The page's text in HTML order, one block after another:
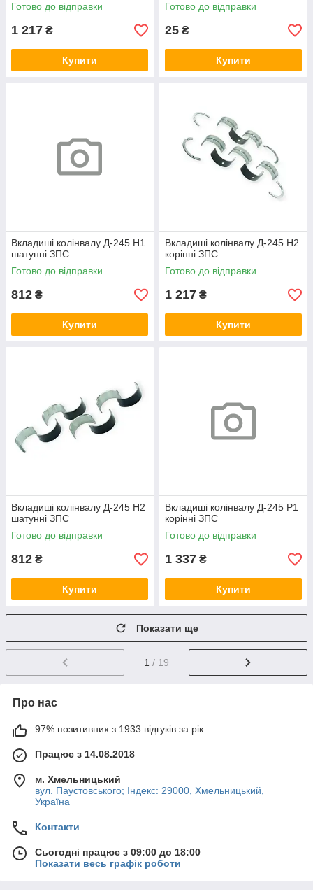
Готово до відправки
1 217 ₴
Купити
Готово до відправки
25 ₴
Купити
Вкладиші колінвалу Д-245 Н1
шатунні ЗПС
Готово до відправки
812 ₴
Купити
Вкладиші колінвалу Д-245 Н2
корінні ЗПС
Готово до відправки
1 217 ₴
Купити
Вкладиші колінвалу Д-245 Н2
шатунні ЗПС
Готово до відправки
812 ₴
Купити
Вкладиші колінвалу Д-245 Р1
корінні ЗПС
Готово до відправки
1 337 ₴
Купити
Показати ще
1 / 19
Про нас
97% позитивних з 1933 відгуків за рік
Працює з 14.08.2018
м. Хмельницький
вул. Паустовського; Індекс: 29000, Хмельницький,
Україна
Контакти
Сьогодні працює з 09:00 до 18:00
Показати весь графік роботи